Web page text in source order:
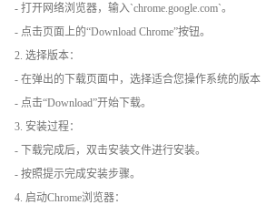
- 打开网络浏览器，输入`chrome.google.com`。
- 点击页面上的“Download Chrome”按钮。
2. 选择版本：
- 在弹出的下载页面中，选择适合您操作系统的版本
- 点击“Download”开始下载。
3. 安装过程：
- 下载完成后，双击安装文件进行安装。
- 按照提示完成安装步骤。
4. 启动Chrome浏览器：